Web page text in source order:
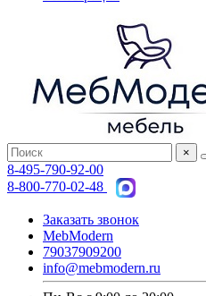
×
8-495-790-92-00
8-800-770-02-48
Заказать звонок
MebModern
79037909200
info@mebmodern.ru